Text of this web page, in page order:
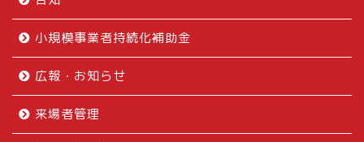
小規模事業者持続化補助金
広報・お知らせ
来場者管理